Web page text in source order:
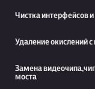
Чистка интерфейсов
Удаление окислений
Замена
моста